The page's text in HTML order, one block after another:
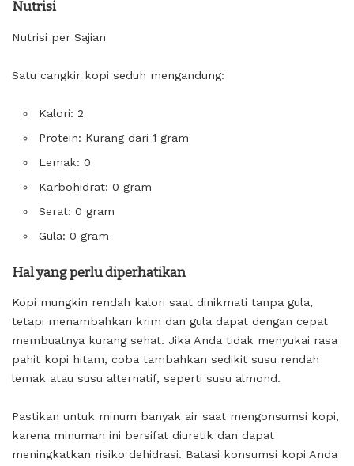
Nutrisi
Nutrisi per Sajian
Satu cangkir kopi seduh mengandung:
Kalori: 2
Protein: Kurang dari 1 gram
Lemak: 0
Karbohidrat: 0 gram
Serat: 0 gram
Gula: 0 gram
Hal yang perlu diperhatikan
Kopi mungkin rendah kalori saat dinikmati tanpa gula,
tetapi menambahkan krim dan gula dapat dengan cepat
membuatnya kurang sehat. Jika Anda tidak menyukai rasa
pahit kopi hitam, coba tambahkan sedikit susu rendah
lemak atau susu alternatif, seperti susu almond.
Pastikan untuk minum banyak air saat mengonsumsi kopi,
karena minuman ini bersifat diuretik dan dapat
meningkatkan risiko dehidrasi. Batasi konsumsi kopi Anda